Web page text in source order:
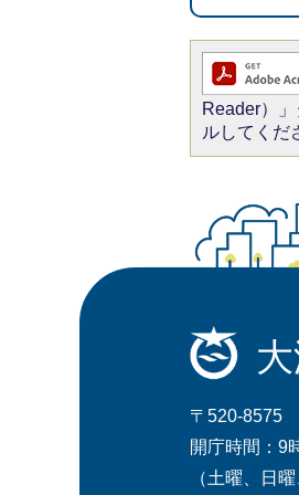
Reader）
ルしてくだ
〒520-8575
開庁時間：9
（土曜、日